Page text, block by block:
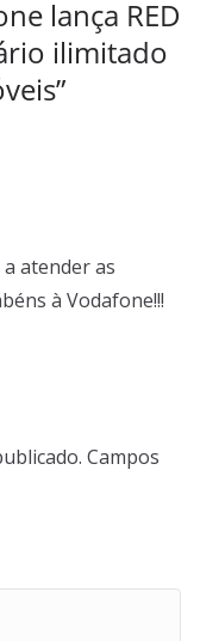
lança RED
ilimitado
”
atender as
à Vodafone!!!
Campos